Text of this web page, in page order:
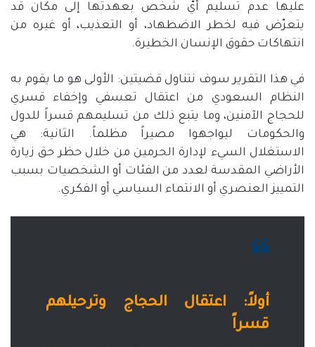
عليها عدم تسليم أيّ شخص بعهدتها إلى مكان قد
يتعرّض فيه لخطر الاضطهاد، أو التعذيب، أو غيره من
انتهاكات حقوق الإنسان الخطيرة.
في هذا التقرير سوف نتناول قضيتين: الأولى هو ما يقوم به
النظام السعودي من اعتقال تعسفي وإخفاء قسري
للحجاج الآمنين، وما يتبع ذلك من تسليمهم قسراً للدول
والحكومات ليواجهوا مصيراً مظلماً. الثانية: هي
الاستغلال السيء لإدارة الحرمين من خلال حظر حق زيارة
الأراضي المقدسة لعدد من الفئات أو الشخصيات بسبب
التمييز العنصري أو الانتماء السياسي أو الفكري.
أولاً: اعتقال الحجاج
وترحيلهم
قسراً